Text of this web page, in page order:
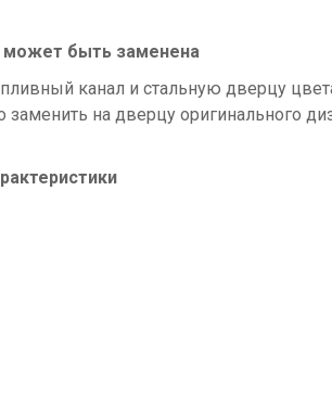
может быть заменена
канал и стальную дверцу
на дверцу оригинального